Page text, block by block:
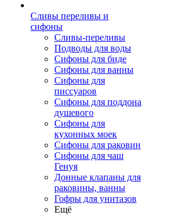
Сливы переливы и
сифоны
Сливы-переливы
Подводы для воды
Сифоны для биде
Сифоны для ванны
Сифоны для
писсуаров
Сифоны для поддона
душевого
Сифоны для
кухонных моек
Сифоны для раковин
Сифоны для чаш
Генуя
Донные клапаны для
раковины, ванны
Гофры для унитазов
Ещё